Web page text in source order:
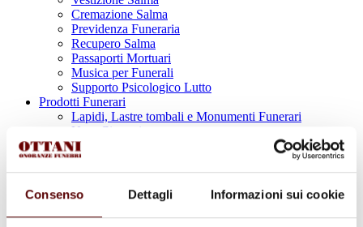
Consenso Dettagli Informazioni sui cookie
Cremazione Salma
Previdenza Funeraria
Recupero Salma
Passaporti Mortuari
Musica per Funerali
Supporto Psicologico Lutto
Prodotti Funerari
Lapidi, Lastre tombali e Monumenti Funerari
Urne Cinerarie
Allestimento Funebre
Cofani Funebri
In caso di decesso
Necrologi
News
Sedi Onoranze Funebri Ottani